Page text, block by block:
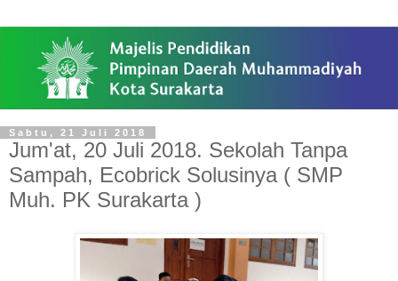
Sabtu, 21 Juli 2018
Jum'at, 20 Juli 2018. Sekolah Tanpa
Sampah, Ecobrick Solusinya ( SMP
Muh. PK Surakarta )